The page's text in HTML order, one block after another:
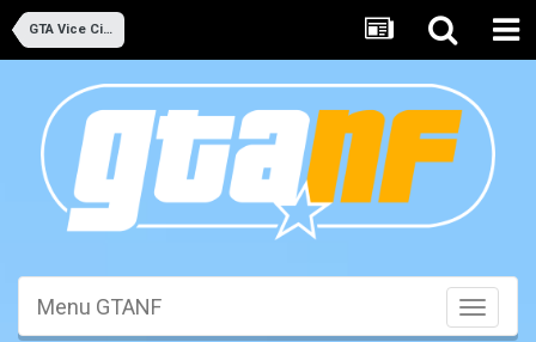
GTA Vice City
Toggle
Menu GTANF